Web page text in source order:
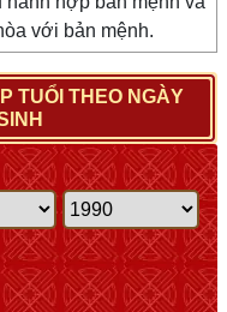
với bản mệnh.
TUỔI THEO NGÀY